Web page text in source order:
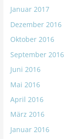
Januar 2017
Dezember 2016
Oktober 2016
September 2016
Juni 2016
Mai 2016
April 2016
März 2016
Januar 2016